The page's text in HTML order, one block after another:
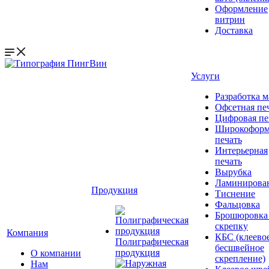
Оформление
витрин
Доставка
Компания
О компании
Нам
Продукция
Полиграфическая
продукция
Услуги
Разработка
Офсетная
Цифровая
печать
Интерьерная
печать
Вырубка
Тиснение
Фальцовка
Брошюровка
скрепку
КБС
бесшвейное
скрепление)